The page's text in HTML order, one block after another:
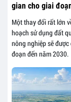
gian cho giai
Một thay đổi rất lớn
hoạch sử dụng đất
nông nghiệp sẽ
đoạn đến năm 2030.